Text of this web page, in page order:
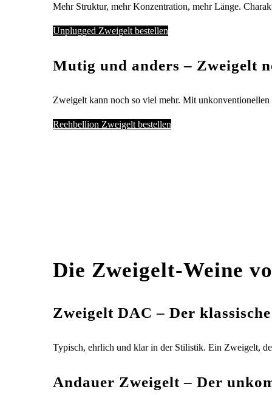
Mehr Struktur, mehr Konzentration, mehr Länge.
Unplugged Zweigelt bestellen
Mutig und anders – Zweigelt
Zweigelt kann noch so viel mehr. Mit
Reehbellion Zweigelt bestellen
Die Zweigelt-Weine
Zweigelt DAC – Der
Typisch, ehrlich und klar in der Stilistik. Ein Zweigelt,
Andauer Zweigelt – Der